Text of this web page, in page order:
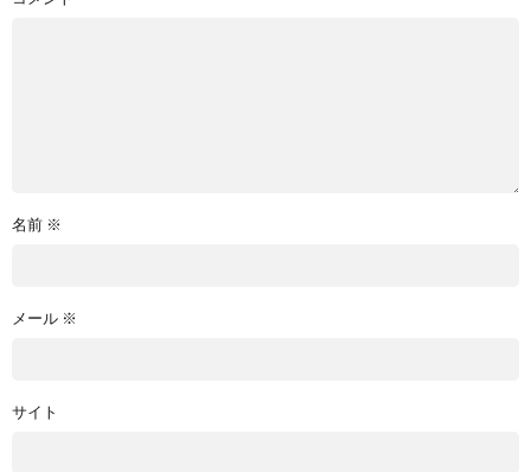
名前 ※
メール ※
サイト